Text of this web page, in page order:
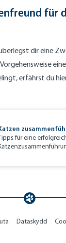
für
dir eine
erfährst du
für eine
Dataskydd